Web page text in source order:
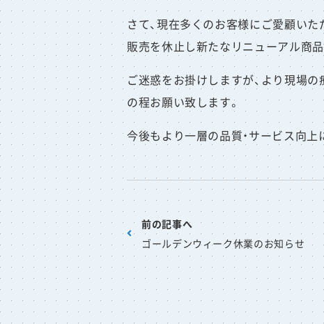
さて、現在多くのお客様にご愛顧い
販売を休止し新たなリニューアル商
ご迷惑をお掛けしますが、より現場
の程お願い致します。
今後もより一層の品質・サービス向
前の記事へ
ゴールデンウィーク休業のお知らせ